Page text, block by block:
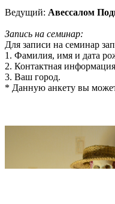
Ведущий: Авессалом
Запись на семинар:
Для записи на семинар
1. Фамилия, имя и дата
2. Контактная
3. Ваш город.
* Данную анкету вы